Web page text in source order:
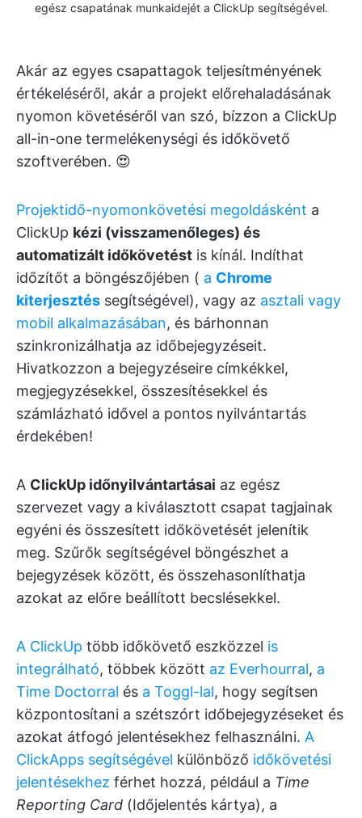
egész csapatának munkaidejét a ClickUp segítségével.
Akár az egyes csapattagok teljesítményének
értékeléséről, akár a projekt előrehaladásának
nyomon követéséről van szó, bízzon a ClickUp
all-in-one termelékenységi és időkövető
szoftverében. 😍
Projektidő-nyomonkövetési megoldásként a
ClickUp kézi (visszamenőleges) és
automatizált időkövetést is kínál. Indíthat
időzítőt a böngészőjében ( a Chrome
kiterjesztés segítségével), vagy az asztali vagy
mobil alkalmazásában, és bárhonnan
szinkronizálhatja az időbejegyzéseit.
Hivatkozzon a bejegyzéseire címkékkel,
megjegyzésekkel, összesítésekkel és
számlázható idővel a pontos nyilvántartás
érdekében!
A ClickUp időnyilvántartásai az egész
szervezet vagy a kiválasztott csapat tagjainak
egyéni és összesített időkövetését jelenítik
meg. Szűrők segítségével böngészhet a
bejegyzések között, és összehasonlíthatja
azokat az előre beállított becslésekkel.
A ClickUp több időkövető eszközzel is
integrálható, többek között az Everhourral, a
Time Doctorral és a Toggl-lal, hogy segítsen
központosítani a szétszórt időbejegyzéseket és
azokat átfogó jelentésekhez felhasználni. A
ClickApps segítségével különböző időkövetési
jelentésekhez férhet hozzá, például a Time
Reporting Card (Időjelentés kártya), a